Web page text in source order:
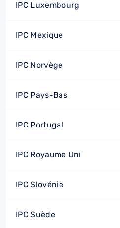
IPC Luxembourg
IPC Mexique
IPC Norvège
IPC Pays-Bas
IPC Portugal
IPC Royaume Uni
IPC Slovénie
IPC Suède